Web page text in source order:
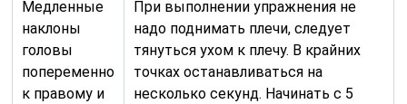
Медленные
наклоны
головы
попеременно
к правому и
При выполнении упражнения не
надо поднимать плечи, следует
тянуться ухом к плечу. В крайних
точках останавливаться на
несколько секунд. Начинать с 5